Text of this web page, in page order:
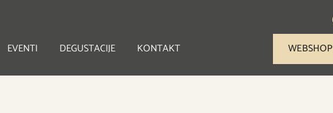
EVENTI DEGUSTACIJE KONTAKT WEBSHOP